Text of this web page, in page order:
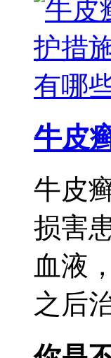
牛皮
牛皮
损害
血液
之后